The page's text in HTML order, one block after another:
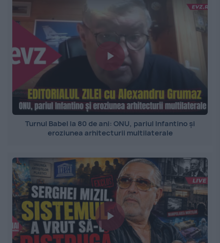
Turnul Babel la 80 de ani: ONU, pariul Infantino și
eroziunea arhitecturii multilaterale